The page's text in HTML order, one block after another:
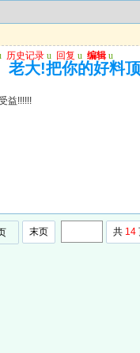
历史记录 u 回复 u 编辑 u
老大!把你的好料
益!!!!!!
末页 共 14